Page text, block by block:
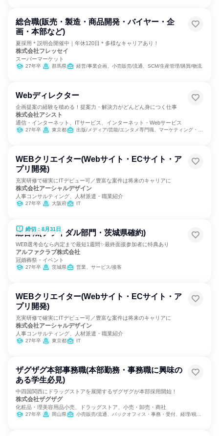
総合職(販売・製造・商品開発・バイヤー・企
画・本部など)
夏採用＊説明会開催中｜年休120日＊多様なキャリアあり！
株式会社フレッセイ
スーパーマーケット
27年卒 群馬県 経営/事業企画、小売販売/流通、SCM/生産管理/購買/物流
Webディレクター
企画提案の経験を積める！提案力・解決力がどんどん身につく仕事
株式会社アシスト
通信・インターネット、ITサービス、インターネット・Webサービス
27年卒 東京都 出版/メディア/芸能/エンタメ専門職、マーケティング・広告・宣伝、カスタマーサポート/コールセンター
WEBクリエイター(Webサイト・ECサイト・ア
プリ開発)
充実研修で確実にITデビュー可／豊富な案件は将来のキャリアに
株式会社アーシャルデザイン
人事コンサルティング、人材派遣・職業紹介
27年卒 大阪府 IT
締切：8月31日
総合職(ブライダル部門・茨城県確約)
WEB選考会なら内定まで最短1週間✨最終面接参加者に特典あり
アルファクラブ株式会社
冠婚葬祭・イベント
27年卒 茨城県 営業、サービス/接客
WEBクリエイター(Webサイト・ECサイト・ア
プリ開発)
充実研修で確実にITデビュー可／豊富な案件は将来のキャリアに
株式会社アーシャルデザイン
人事コンサルティング、人材派遣・職業紹介
27年卒 東京都 IT
ザグザグ本部事務職(本部勤務・事務職に興味の
ある学生必見)
中四国関西にドラッグストアを展開するザグザグが本部採用開始！
株式会社ザグザグ
化粧品・理美容用品小売、ドラッグストア、小売・卸売・商社
27年卒 岡山県 小売販売/流通、バックオフィス・事務・受付、経理/税務/財務、総務、広報/IR